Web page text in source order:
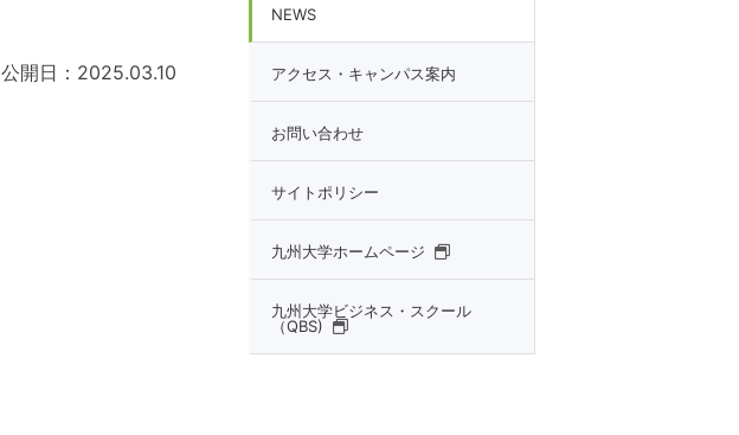
公開日：2025.03.10
NEWS
アクセス・キャンパス案内
お問い合わせ
サイトポリシー
九州大学ホームページ
九州大学ビジネス・スクール
（QBS)